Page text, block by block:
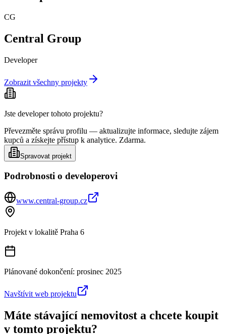
CG
Central Group
Developer
Zobrazit všechny projekty
Jste developer tohoto projektu?
Převezměte správu profilu — aktualizujte informace, sledujte zájem
kupců a získejte přístup k analytice. Zdarma.
Spravovat projekt
Podrobnosti o developerovi
www.central-group.cz
Projekt v lokalitě Praha 6
Plánované dokončení: prosinec 2025
Navštívit web projektu
Máte stávající nemovitost a chcete koupit
v tomto projektu?